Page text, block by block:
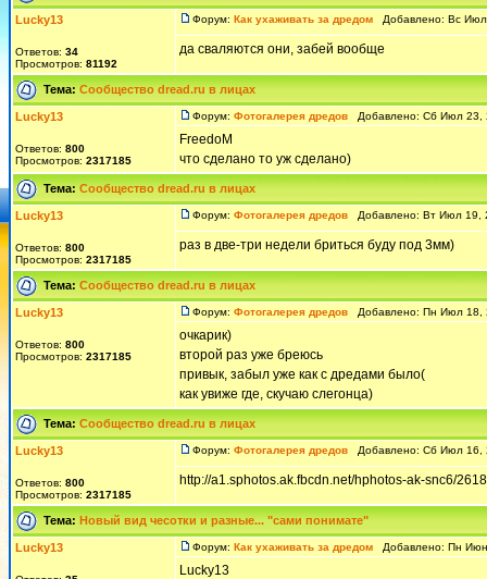
Lucky13
Ответов: 34
Просмотров: 81192
Форум: Как ухаживать за дредом Добавлено: Вс
да сваляются они, забей вообще
Тема: Сообщество dread.ru в лицах
Lucky13
Ответов: 800
Просмотров: 2317185
Форум: Фотогалерея дредов Добавлено: Сб Июл 23,
FreedoM
что сделано то уж сделано)
Тема: Сообщество dread.ru в лицах
Lucky13
Ответов: 800
Просмотров: 2317185
Форум: Фотогалерея дредов Добавлено: Вт Июл 19,
раз в две-три недели бриться буду под 3мм)
Тема: Сообщество dread.ru в лицах
Lucky13
Ответов: 800
Просмотров: 2317185
Форум: Фотогалерея дредов Добавлено: Пн Июл 18,
очкарик)
второй раз уже бреюсь
привык, забыл уже как с дредами было(
как увиже где, скучаю слегонца)
Тема: Сообщество dread.ru в лицах
Lucky13
Ответов: 800
Просмотров: 2317185
Форум: Фотогалерея дредов Добавлено: Сб Июл
http://a1.sphotos.ak.fbcdn.net/hphotos-ak-snc6/
Тема: Новый вид чесотки и разные... "сами понимате"
Lucky13 Форум: Как ухаживать за дредом Добавлено: Пн
Lucky13